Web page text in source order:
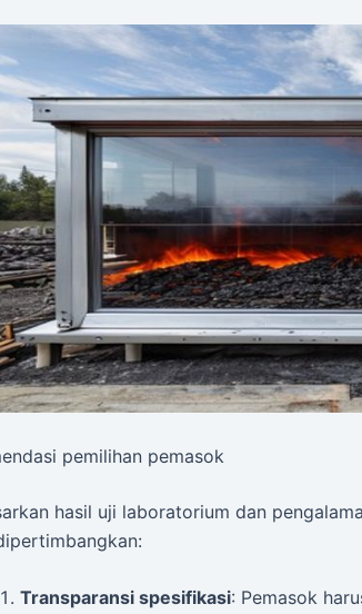
pemilihan pemasok
hasil uji laboratorium dan
Transparansi spesifikasi: Pemasok